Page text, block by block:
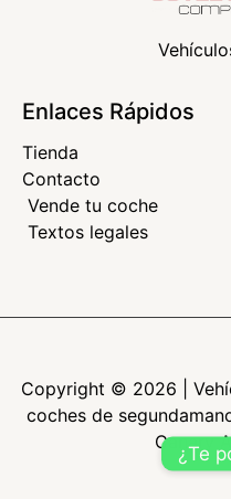
Enlaces Rápidos
Tienda
Contacto
Vende tu coche
Textos legales
Copyright © 2026 |
coches de
Canary
¿Te